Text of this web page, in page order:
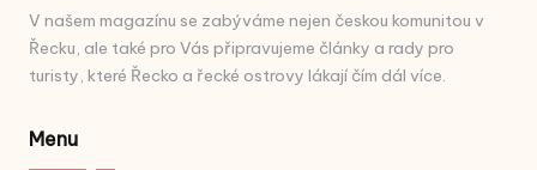
V našem magazínu se zabýváme nejen českou komunitou v
Řecku, ale také pro Vás připravujeme články a rady pro
turisty, které Řecko a řecké ostrovy lákají čím dál více.
Menu